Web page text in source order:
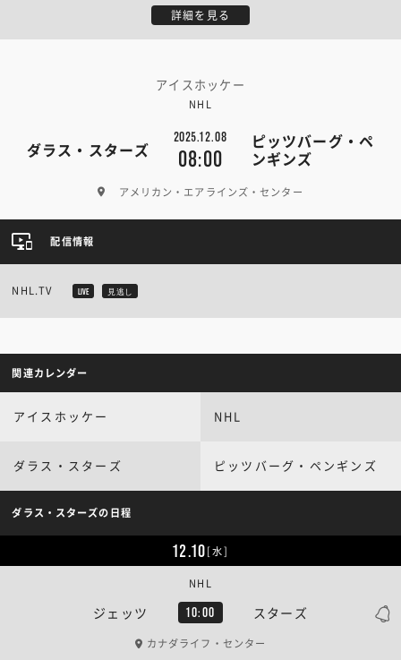
詳細を見る
アイスホッケー
NHL
ダラス・スターズ
2025.12.08
08:00
ピッツバーグ・ペ
ンギンズ
アメリカン・エアラインズ・センター
配信情報
NHL.TV LIVE 見逃し
関連カレンダー
アイスホッケー NHL
ダラス・スターズ ピッツバーグ・ペンギンズ
ダラス・スターズの日程
12.10[水]
ジェッツ 10:00 スターズ
NHL
カナダライフ・センター